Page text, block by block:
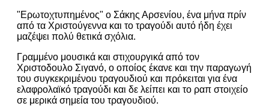
"Ερωτοχτυπημένος" ο Σάκης Αρσενίου, ένα μήνα πρίν
από τα Χριστούγεννα και το τραγούδι αυτό ήδη έχει
μαζέψει πολύ θετικά σχόλια.
Γραμμένο μουσικά και στιχουργικά από τον
Χριστοδουλο Σιγανό, ο οποίος έκανε και την παραγωγή
του συγκεκριμένου τραγουδιού και πρόκειται για ένα
ελαφρολαϊκό τραγούδι και δε λείπει και το ραπ στοιχείο
σε μερικά σημεία του τραγουδιού.